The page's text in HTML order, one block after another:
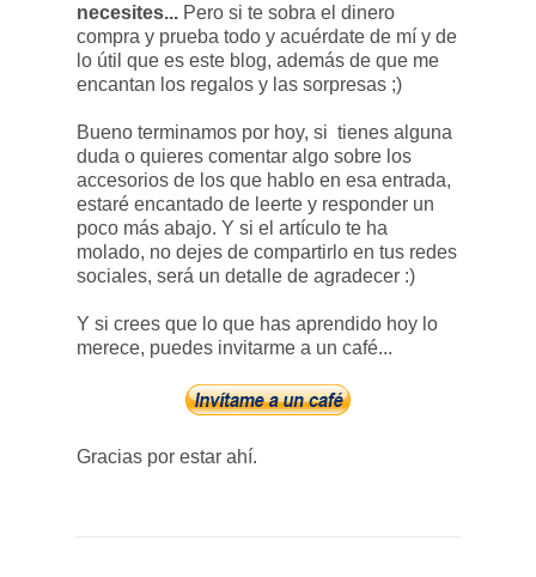
necesites... Pero si te sobra el dinero
compra y prueba todo y acuérdate de mí y de
lo útil que es este blog, además de que me
encantan los regalos y las sorpresas ;)
Bueno terminamos por hoy, si tienes alguna
duda o quieres comentar algo sobre los
accesorios de los que hablo en esa entrada,
estaré encantado de leerte y responder un
poco más abajo. Y si el artículo te ha
molado, no dejes de compartirlo en tus redes
sociales, será un detalle de agradecer :)
Y si crees que lo que has aprendido hoy lo
merece, puedes invitarme a un café...
Gracias por estar ahí.